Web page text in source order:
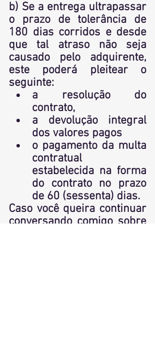
b) Se a entrega ultrapassar
o prazo de tolerância de
180 dias corridos e desde
que tal atraso não seja
causado pelo adquirente,
este poderá pleitear o
seguinte:
a resolução do
contrato,
a devolução integral
dos valores pagos
o pagamento da multa
contratual
estabelecida na forma
do contrato no prazo
de 60 (sessenta) dias.
Caso você queira continuar
conversando comigo sobre